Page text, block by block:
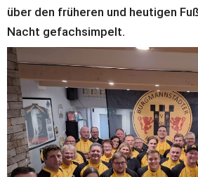
über den früheren und heutigen
Nacht gefachsimpelt.